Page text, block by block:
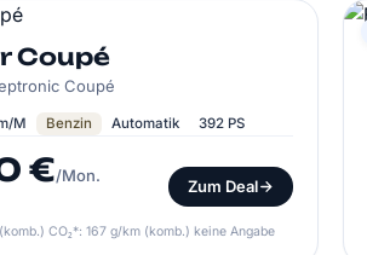
Coupé
Coupé
M Benzin Automatik 392 PS
€/Mon.
Zum Deal
CO₂*: 167 g/km (komb.) keine Angabe